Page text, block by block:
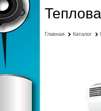
Главная Каталог